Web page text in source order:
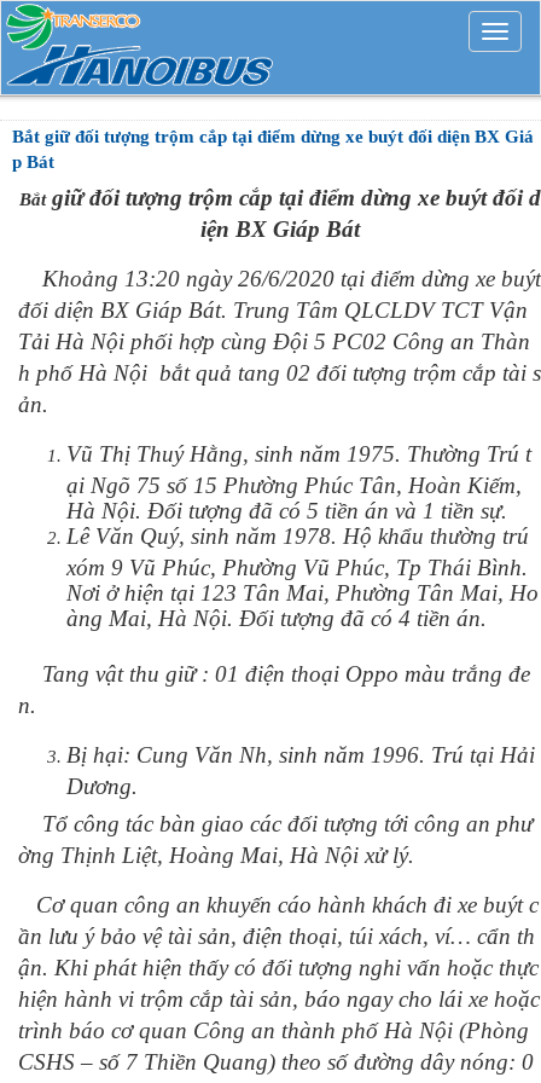
Mở
rộng
Bắt giữ đối tượng trộm cắp tại điểm dừng xe buýt đối diện BX Giá
p Bát
Bắtgiữ đối tượng trộm cắp tại điểm dừng xe buýt đối d
iện BX Giáp Bát
Khoảng 13:20 ngày 26/6/2020 tại điểm dừng xe buýt
đối diện BX Giáp Bát. Trung Tâm QLCLDV TCT Vận
Tải Hà Nội phối hợp cùng Đội 5 PC02 Công an Thàn
h phố Hà Nội bắt quả tang 02 đối tượng trộm cắp tài s
ản.
Vũ Thị Thuý Hằng, sinh năm 1975. Thường Trú t
ại Ngõ 75 số 15 Phường Phúc Tân, Hoàn Kiếm,
Hà Nội. Đối tượng đã có 5 tiền án và 1 tiền sự.
Lê Văn Quý, sinh năm 1978. Hộ khẩu thường trú
xóm 9 Vũ Phúc, Phường Vũ Phúc, Tp Thái Bình.
Nơi ở hiện tại 123 Tân Mai, Phường Tân Mai, Ho
àng Mai, Hà Nội. Đối tượng đã có 4 tiền án.
Tang vật thu giữ : 01 điện thoại Oppo màu trắng đe
n.
Bị hại: Cung Văn Nh, sinh năm 1996. Trú tại Hải
Dương.
Tổ công tác bàn giao các đối tượng tới công an phư
ờng Thịnh Liệt, Hoàng Mai, Hà Nội xử lý.
Cơ quan công an khuyến cáo hành khách đi xe buýt c
ần lưu ý bảo vệ tài sản, điện thoại, túi xách, ví… cẩn th
ận. Khi phát hiện thấy có đối tượng nghi vấn hoặc thực
hiện hành vi trộm cắp tài sản, báo ngay cho lái xe hoặc
trình báo cơ quan Công an thành phố Hà Nội (Phòng
CSHS – số 7 Thiền Quang) theo số đường dây nóng: 0